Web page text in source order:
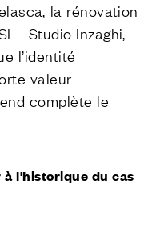
la rénovation
– Studio Inzaghi,
l’identité
valeur
complète le
à l'historique du cas